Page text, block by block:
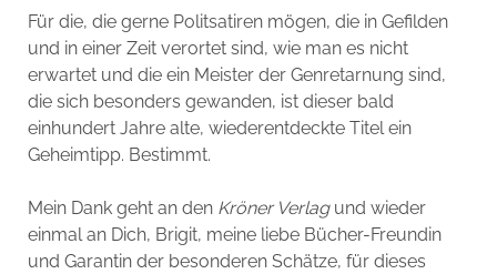
Für die, die gerne Politsatiren mögen, die in Gefilden
und in einer Zeit verortet sind, wie man es nicht
erwartet und die ein Meister der Genretarnung sind,
die sich besonders gewanden, ist dieser bald
einhundert Jahre alte, wiederentdeckte Titel ein
Geheimtipp. Bestimmt.
Mein Dank geht an den Kröner Verlagund wieder
einmal an Dich, Brigit, meine liebe Bücher-Freundin
und Garantin der besonderen Schätze, für dieses